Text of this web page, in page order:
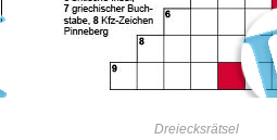
Dreiecksrätsel